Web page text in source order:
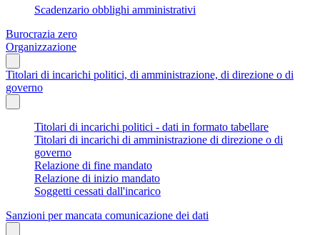
Scadenzario obblighi amministrativi
Burocrazia zero
Organizzazione
Titolari di incarichi politici, di amministrazione, di direzione o di
governo
Titolari di incarichi politici - dati in formato tabellare
Titolari di incarichi di amministrazione di direzione o di
governo
Relazione di fine mandato
Relazione di inizio mandato
Soggetti cessati dall'incarico
Sanzioni per mancata comunicazione dei dati